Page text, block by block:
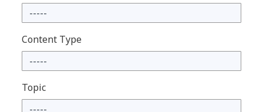
Content Type
Topic